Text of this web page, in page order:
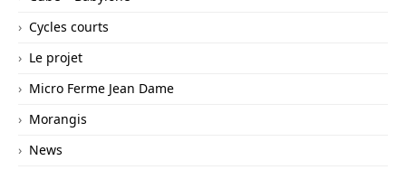
Cycles courts
Le projet
Micro Ferme Jean Dame
Morangis
News